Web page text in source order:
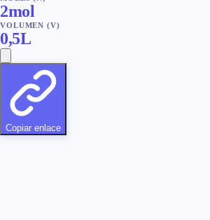
2mol
VOLUMEN (V)
0,5L
Copiar enlace